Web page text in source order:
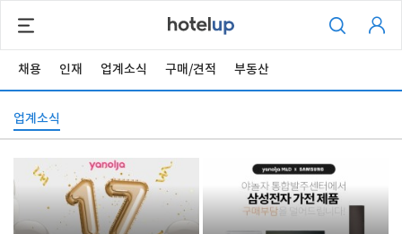
채용 인재 업계소식 구매/견적 부동산
업계소식